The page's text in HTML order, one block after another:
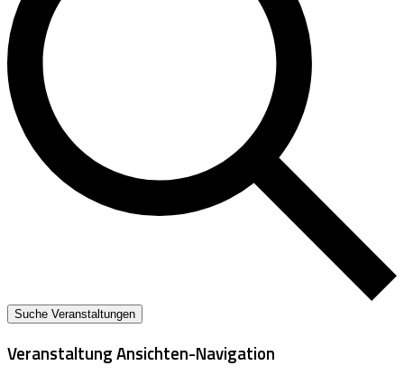
Suche Veranstaltungen
Veranstaltung Ansichten-Navigation